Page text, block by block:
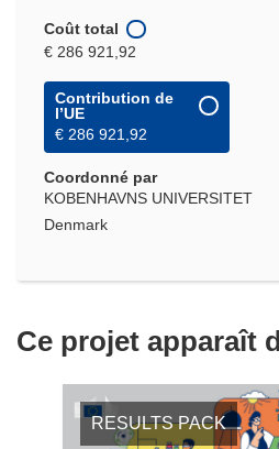
Coût total
€ 286 921,92
Contribution de
l’UE
€ 286 921,92
Coordonné par
KOBENHAVNS UNIVERSITET
Denmark
Ce projet apparaît
RESULTS PACK